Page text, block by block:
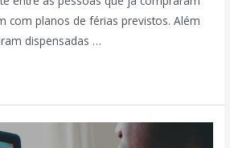
com planos de férias previstos. Além
dispensadas …